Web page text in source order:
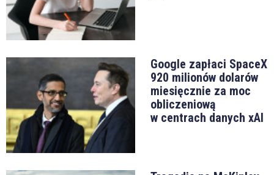
Google zapłaci SpaceX
920 milionów dolarów
miesięcznie za moc
obliczeniową
w centrach danych xAI